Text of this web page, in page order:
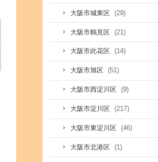
大阪市城東区 (29)
大阪市鶴見区 (21)
大阪市此花区 (14)
大阪市旭区 (51)
大阪市西淀川区 (9)
大阪市淀川区 (217)
大阪市東淀川区 (46)
大阪市北港区 (1)